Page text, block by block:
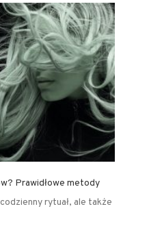
Prawidłowe metody
rytuał, ale także